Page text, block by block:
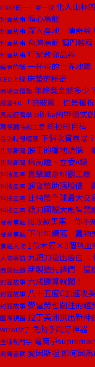
GARY的一千零一夜 化入山林
封面故事 傾心烏龍
封面故事 深入產地 傳奇茶
封面故事 台灣烏龍 獨門製程
封面故事 行家教你品茶
編者的話 一杯茶的世界地圖
CEO上線 床墊的秘密
商場自慢塾 年終獎金該多少？
經營4.0 「怕被罵」也是種
風尚經濟學 oBike的野蠻式
瑪格麗特談生意 終極的自私
金融時報精選 下個次貸風暴
焦點新聞 股王的獵地煩惱
焦點新聞 揪前瞻、立委A錢
科技風雲 直擊藏身桃園工廠
科技風雲 超貨幣助漲股價
科技風雲 比特幣全球最大
科技風雲 操刀國際大廠智
投資焦點 i8改款黑馬 你不
投資焦點 下半年續漲 靠物
焦點人物 1位木匠×5個熱
人物專訪 九把刀復出告白
商周話題 新製造先鋒們 這
封面故事 六成勝算就闖！
封面故事 八十五度C加速攻
封面故事 麥當勞也關注的趨
國際視窗 拉丁美洲拱出新
WOW!點子 免動手刷牙神器
全球熱門字 電商爭
商周書摘 愛因斯坦 如何因